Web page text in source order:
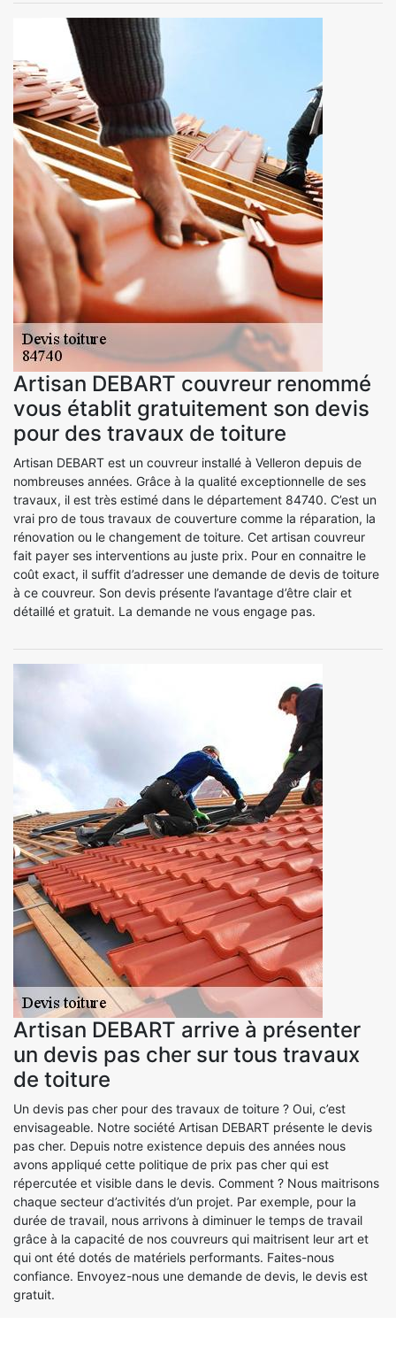
Artisan DEBART couvreur renommé
vous établit gratuitement son devis
pour des travaux de toiture
Artisan DEBART est un couvreur installé à Velleron depuis de
nombreuses années. Grâce à la qualité exceptionnelle de ses
travaux, il est très estimé dans le département 84740. C’est un
vrai pro de tous travaux de couverture comme la réparation, la
rénovation ou le changement de toiture. Cet artisan couvreur
fait payer ses interventions au juste prix. Pour en connaitre le
coût exact, il suffit d’adresser une demande de devis de toiture
à ce couvreur. Son devis présente l’avantage d’être clair et
détaillé et gratuit. La demande ne vous engage pas.
Artisan DEBART arrive à présenter
un devis pas cher sur tous travaux
de toiture
Un devis pas cher pour des travaux de toiture ? Oui, c’est
envisageable. Notre société Artisan DEBART présente le devis
pas cher. Depuis notre existence depuis des années nous
avons appliqué cette politique de prix pas cher qui est
répercutée et visible dans le devis. Comment ? Nous maitrisons
chaque secteur d’activités d’un projet. Par exemple, pour la
durée de travail, nous arrivons à diminuer le temps de travail
grâce à la capacité de nos couvreurs qui maitrisent leur art et
qui ont été dotés de matériels performants. Faites-nous
confiance. Envoyez-nous une demande de devis, le devis est
gratuit.